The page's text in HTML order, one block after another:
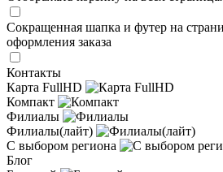
Сокращенная шапка и футер на
оформления заказа
Контакты
Карта FullHD
Компакт
Филиалы
Филиалы(лайт)
С выбором региона
Блог